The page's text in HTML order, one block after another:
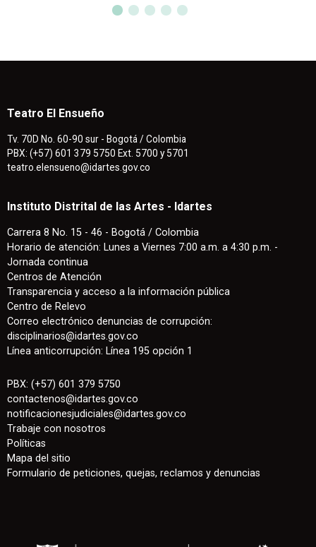
Teatro El Ensueño
Tv. 70D No. 60-90 sur - Bogotá / Colombia
PBX: (+57) 601 379 5750 Ext. 5700 y 5701
teatro.elensueno@idartes.gov.co
Instituto Distrital de las Artes - Idartes
Carrera 8 No. 15 - 46 - Bogotá / Colombia
Horario de atención: Lunes a Viernes 7:00 a.m. a 4:30 p.m. -
Jornada continua
Centros de Atención
Transparencia y acceso a la información pública
Centro de Relevo
Correo electrónico denuncias de corrupción:
disciplinarios@idartes.gov.co
Línea anticorrupción: Línea 195 opción 1
PBX: (+57) 601 379 5750
contactenos@idartes.gov.co
notificacionesjudiciales@idartes.gov.co
Trabaje con nosotros
Políticas
Mapa del sitio
Formulario de peticiones, quejas, reclamos y denuncias